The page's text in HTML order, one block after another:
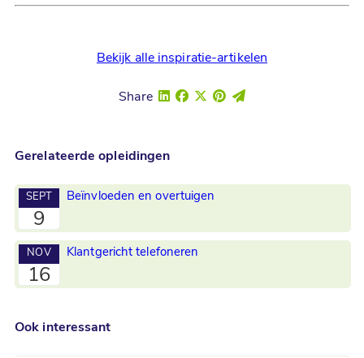
Bekijk alle inspiratie-artikelen
Share
Gerelateerde opleidingen
SEPT
9
Beïnvloeden en overtuigen
NOV
16
Klantgericht telefoneren
Ook interessant